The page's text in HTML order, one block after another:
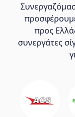
προς
συνεργάτες